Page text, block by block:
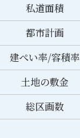
私道面積
都市計画
建ぺい率/容積率
土地の敷金
総区画数